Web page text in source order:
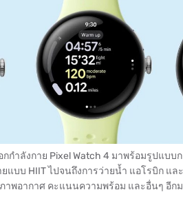
ำลังกาย Pixel Watch 4 มาพร้อมรูปแบบ
แบบ HIIT ไปจนถึงการว่ายน้ำ แอโรบิก แ
พอากาศ คะแนนความพร้อม และอื่นๆ อีก